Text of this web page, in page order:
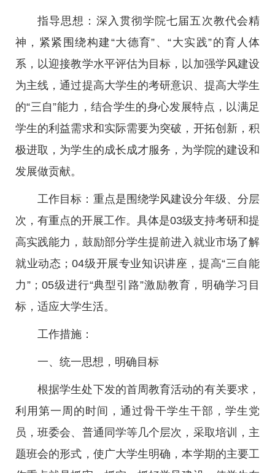
指导思想：深入贯彻学院七届五次教代会精
神，紧紧围绕构建“大德育”、“大实践”的育人体
系，以迎接教学水平评估为目标，以加强学风建设
为主线，通过提高大学生的考研意识、提高大学生
的“三自”能力，结合学生的身心发展特点，以满足
学生的利益需求和实际需要为突破，开拓创新，积
极进取，为学生的成长成才服务，为学院的建设和
发展做贡献。
工作目标：重点是围绕学风建设分年级、分层
次，有重点的开展工作。具体是03级支持考研和提
高实践能力，鼓励部分学生提前进入就业市场了解
就业动态；04级开展专业知识讲座，提高“三自能
力”；05级进行“典型引路”激励教育，明确学习目
标，适应大学生活。
工作措施：
一、统一思想，明确目标
根据学生处下发的首周教育活动的有关要求，
利用第一周的时间，通过骨干学生干部，学生党
员，班委会、普通同学等几个层次，采取培训，主
题班会的形式，使广大学生明确，本学期的主要工